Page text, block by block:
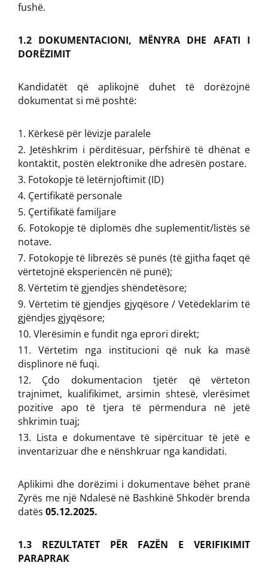
fushë.
1.2 DOKUMENTACIONI, MËNYRA DHE AFATI I
DORËZIMIT
Kandidatët që aplikojnë duhet të dorëzojnë
dokumentat si më poshtë:
Kërkesë për lëvizje paralele
Jetëshkrim i përditësuar, përfshirë të dhënat e
kontaktit, postën elektronike dhe adresën postare.
Fotokopje të letërnjoftimit (ID)
Çertifikatë personale
Çertifikatë familjare
Fotokopje të diplomës dhe suplementit/listës së
notave.
Fotokopje të librezës së punës (të gjitha faqet që
vërtetojnë eksperiencën në punë);
Vërtetim të gjendjes shëndetësore;
Vërtetim të gjendjes gjyqësore / Vetëdeklarim të
gjëndjes gjyqësore;
Vlerësimin e fundit nga eprori direkt;
Vërtetim nga institucioni që nuk ka masë
displinore në fuqi.
Çdo dokumentacion tjetër që vërteton
trajnimet, kualifikimet, arsimin shtesë, vlerësimet
pozitive apo të tjera të përmendura në jetë
shkrimin tuaj;
Lista e dokumentave të sipërcituar të jetë e
inventarizuar dhe e nënshkruar nga kandidati.
Aplikimi dhe dorëzimi i dokumentave bëhet pranë
Zyrës me një Ndalesë në Bashkinë Shkodër brenda
datës 05.12.2025.
1.3 REZULTATET PËR FAZËN E VERIFIKIMIT
PARAPRAK